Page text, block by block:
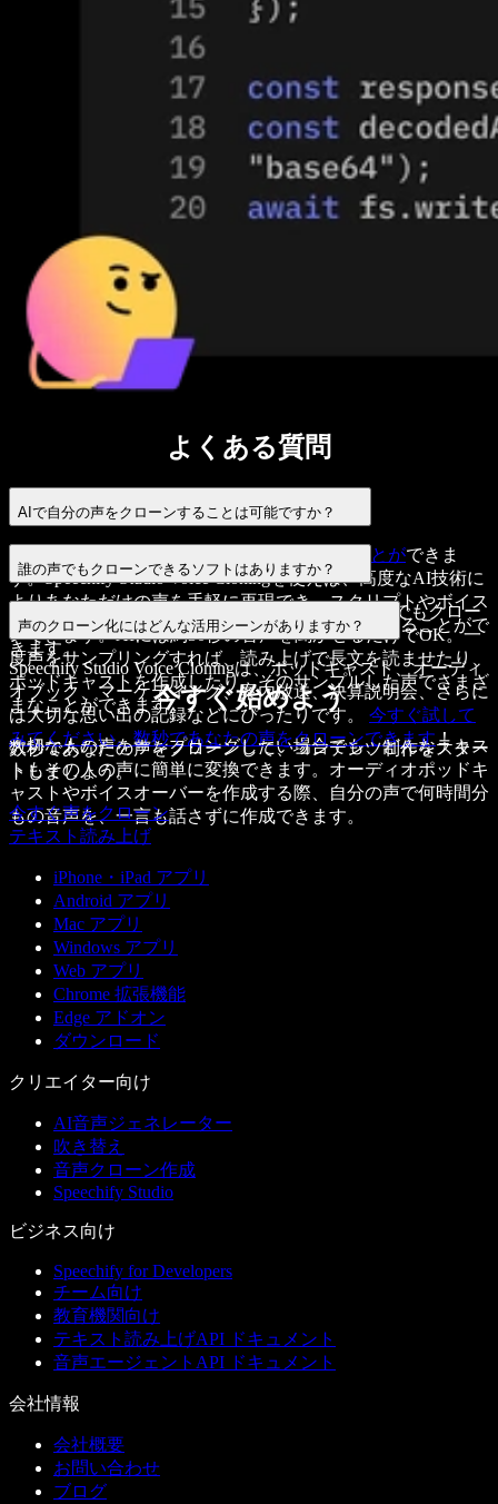
よくある質問
AIで自分の声をクローンすることは可能ですか？
AI技術で声をクローンすることができま
す。Speechify Studio Voice Cloningを使えば、高度なAI技術に
よりあなただけの声を手軽に再現でき、スクリプトやボイス
オーバーのプロジェクトをあなたの声で読み上げ ることがで
きます。
誰の声でもクローンできるソフトはありますか？
はわずか数秒で誰の声でもクロー
ンできます。AIには約30秒の音声を聞かせるだけでOK。一
度声をサンプリングすれば、読み上げで長文を読ませたり、
ポッドキャストを作成したり、そのサンプルした声でさまざ
まなことができます。
大切な人の声をサンプリングしたい場合でも、どんなテキス
トもその人の声に簡単に変換できます。オーディオポッドキ
ャストやボイスオーバーを作成する際、自分の声で何時間分
もの音声を、一言も話さずに作成できます。
声のクローン化にはどんな活用シーンがありますか？
Speechify Studio Voice Cloningは、ポッドキャスト、オーディ
オブック、マーケティング、案内放送、決算説明会、さらに
は大切な思い出の記録などにぴったりです。 今すぐ試して
みてください。数秒であなたの声をクローンできます ！
今すぐ始めよう
数秒であなたの声をクローンして、コンテンツ制作をスター
トしましょう。
今すぐ声をクローン
テキスト読み上げ
iPhone・iPad アプリ
Android アプリ
Mac アプリ
Windows アプリ
Web アプリ
Chrome 拡張機能
Edge アドオン
ダウンロード
クリエイター向け
AI音声ジェネレーター
吹き替え
音声クローン作成
Speechify Studio
ビジネス向け
Speechify for Developers
チーム向け
教育機関向け
テキスト読み上げAPI ドキュメント
音声エージェントAPI ドキュメント
会社情報
会社概要
お問い合わせ
ブログ